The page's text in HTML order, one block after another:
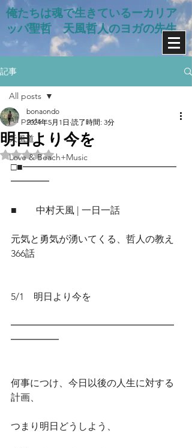
俺たちは魂で生きているー​カリア
ッパ聖哲 天風哲人のヨガの先生
記事
All posts
天風道
Love & Beach+Music
All posts
明日より今を
bonaondo
2024年5月1日 読了時間: 3分
5つ星のうちNaNと評価されています。
□■━━━━━━━━━━━━━━━━
━━━━
■　　中村天風 | 一日一話
元気と勇気が湧いてくる、哲人の教え
366話
5/1　明日より今を
━━━━━━━━━━━━━━━━━
━━━━━
何事につけ、今日以後の人生に対する
計画、
つまり明日どうしよう、